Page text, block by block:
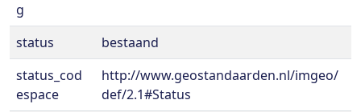
g
status
bestaand
status_cod
espace
http://www.geostandaarden.nl/imgeo/
def/2.1#Status